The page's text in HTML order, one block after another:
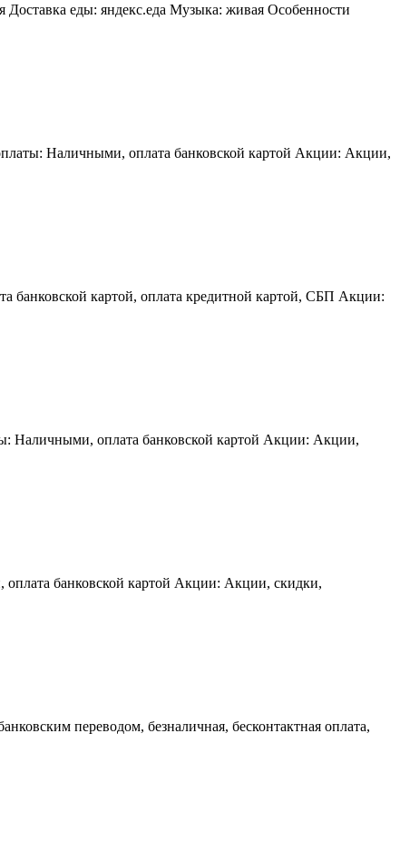
еды: яндекс.еда Музыка: живая Особенности
Наличными, оплата банковской картой Акции: Акции,
банковской картой, оплата кредитной картой, СБП Акции:
Наличными, оплата банковской картой Акции: Акции,
банковской картой Акции: Акции, скидки,
переводом, безналичная, бесконтактная оплата,